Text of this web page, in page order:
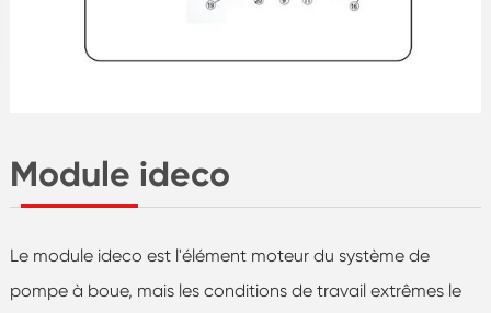
Module ideco
Le module ideco est l'élément moteur du système de
pompe à boue, mais les conditions de travail extrêmes le